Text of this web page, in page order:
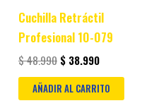
Cuchilla Retráctil
Profesional 10-079
$48.990 $ 38.990
AÑADIR AL CARRITO